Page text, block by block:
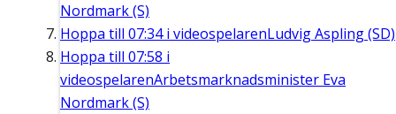
Nordmark (S)
Hoppa till 07:34i videospelarenLudvig Aspling (SD)
Hoppa till 07:58 i
videospelarenArbetsmarknadsminister Eva
Nordmark (S)